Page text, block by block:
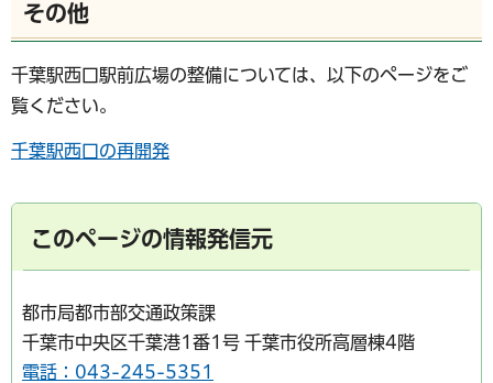
その他
千葉駅西口駅前広場の整備については、以下のページをご
覧ください。
千葉駅西口の再開発
このページの情報発信元
都市局都市部交通政策課
千葉市中央区千葉港1番1号 千葉市役所高層棟4階
電話：043-245-5351